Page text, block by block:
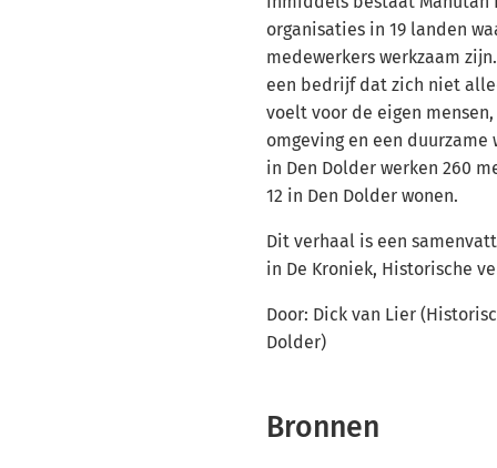
organisaties in 19 landen
medewerkers werkzaam
een bedrijf dat zich niet
voelt voor de eigen
omgeving en een
in Den Dolder werken 260
12 in Den Dolder wonen.
Dit verhaal is een
in De Kroniek, Historische
Door: Dick van Lier
Dolder)
Bronnen